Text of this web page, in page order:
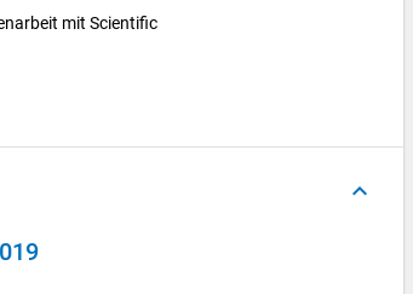
mit Scientific
keyboard_arrow_up